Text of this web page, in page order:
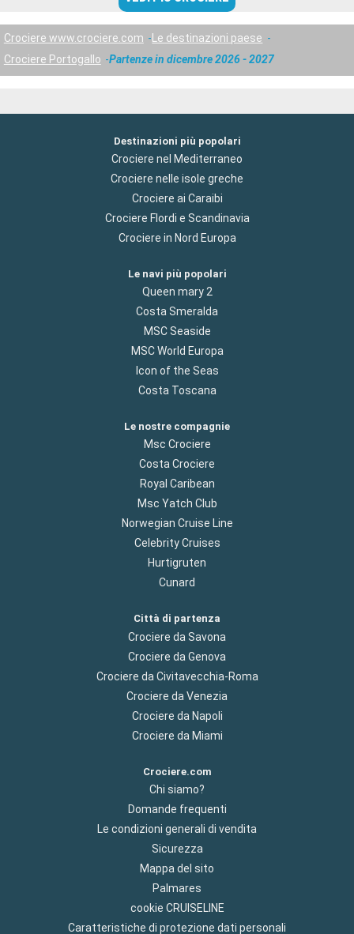
Crociere www.crociere.com
Le destinazioni paese
Crociere Portogallo
Partenze in dicembre 2026 - 2027
Destinazioni più popolari
Crociere nel Mediterraneo
Crociere nelle isole greche
Crociere ai Caraibi
Crociere Flordi e Scandinavia
Crociere in Nord Europa
Le navi più popolari
Queen mary 2
Costa Smeralda
MSC Seaside
MSC World Europa
Icon of the Seas
Costa Toscana
Le nostre compagnie
Msc Crociere
Costa Crociere
Royal Caribean
Msc Yatch Club
Norwegian Cruise Line
Celebrity Cruises
Hurtigruten
Cunard
Città di partenza
Crociere da Savona
Crociere da Genova
Crociere da Civitavecchia-Roma
Crociere da Venezia
Crociere da Napoli
Crociere da Miami
Crociere.com
Chi siamo?
Domande frequenti
Le condizioni generali di vendita
Sicurezza
Mappa del sito
Palmares
cookie CRUISELINE
Caratteristiche di protezione dati personali